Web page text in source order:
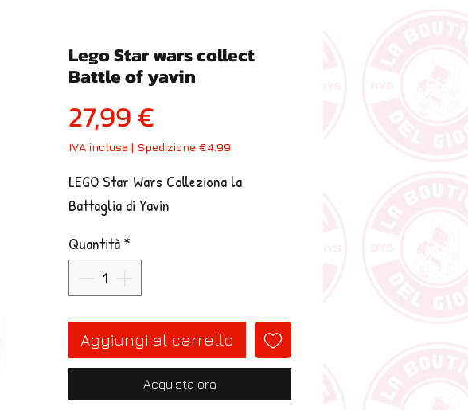
Lego Star wars collect
Battle of yavin
27,99 €
IVA inclusa | Spedizione €4.99
LEGO Star Wars Colleziona la
Battaglia di Yavin
Quantità*
Aggiungi al carrello
Acquista ora